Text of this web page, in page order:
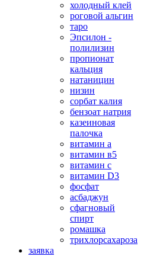
холодный клей
роговой альгин
таро
Эпсилон -
полилизин
пропионат
кальция
натаницин
низин
сорбат калия
бензоат натрия
казеиновая
палочка
витамин а
витамин в5
витамин с
витамин D3
фосфат
асбаджун
сфагновый
спирт
ромашка
трихлорсахароза
заявка